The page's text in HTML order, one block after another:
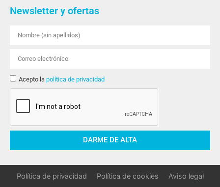
Newsletter y ofertas
Acepto la política de privacidad
DARME DE ALTA
Política de privacidad Política de cookies Aviso legal